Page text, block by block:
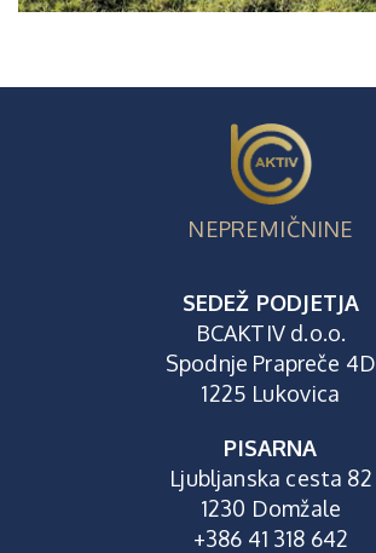
NEPREMIČNINE
SEDEŽ PODJETJA
BCAKTIV d.o.o.
Spodnje Prapreče 4D
1225 Lukovica
PISARNA
Ljubljanska cesta 82
1230 Domžale
+386 41 318 642